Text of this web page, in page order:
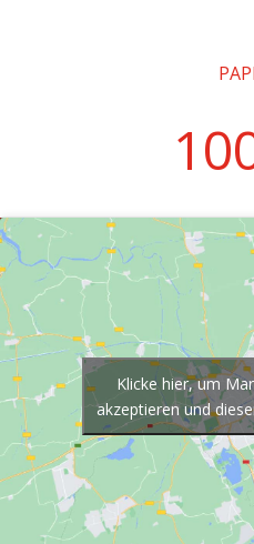
Klicke hier, um
akzeptieren und